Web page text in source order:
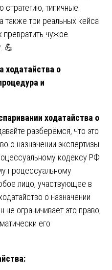
стратегию, типичные
также три реальных кейса
превратить чужое
💪
ходатайства о
и
ходатайства о
разберёмся, что это
о назначении экспертизы.
кодексу РФ
процессуальному
лицо, участвующее в
о назначении
ограничивает это право,
его